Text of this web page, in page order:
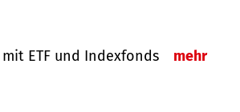
ETF und Indexfonds mehr